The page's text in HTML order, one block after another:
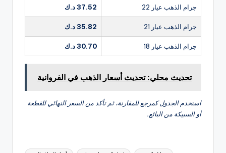
جرام الذهب عيار 22 37.52 د.ك
جرام الذهب عيار 21 35.82 د.ك
جرام الذهب عيار 18 30.70 د.ك
تحديث محلي: تحديث أسعار الذهب في الفروانية
استخدم الجدول كمرجع للمقارنة، ثم تأكد من السعر النهائي للقطعة
أو السبيكة من البائع.